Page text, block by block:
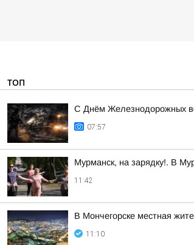
ТОП
С Днём Железнодорожных
07:57
Мурманск, на зарядку!. В
11:42
В Мончегорске местная
11:10